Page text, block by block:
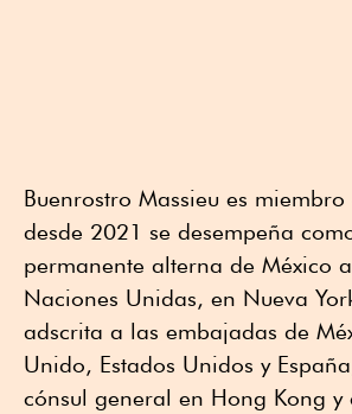
Buenrostro Massieu es miembro
desde 2021 se desempeña
permanente alterna de México
Naciones Unidas, en Nueva
adscrita a las embajadas de
Unido, Estados Unidos y
cónsul general en Hong Kong